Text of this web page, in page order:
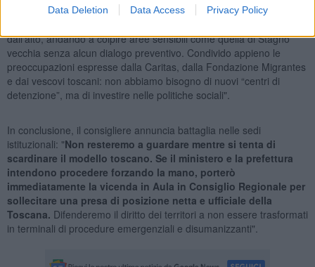
Data Deletion Data Access Privacy Policy
Franchi punta poi il dito contro la mancanza di coinvolgimento delle
dall'alto, andando a colpire aree sensibili come quella di Stagno
vecchia senza alcun dialogo preventivo. Condivido appieno le
preoccupazioni espresse dalla Caritas, dalla Fondazione Migrantes
e dai vescovi toscani: non abbiamo bisogno di nuovi “centri di
detenzione”, ma di investire nelle politiche sociali".
In conclusione, il consigliere annuncia battaglia nelle sedi
istituzionali: "Non resteremo a guardare mentre si tenta di
scardinare il modello toscano. Se il ministero e la prefettura
intendono procedere forzando la mano, porterò
immediatamente la vicenda in Aula in Consiglio Regionale per
sollecitare una presa di posizione netta e ufficiale della
Toscana. Difenderemo il diritto dei territori a non essere trasformati
in terminali di procedure emergenziali e disumanizzanti".